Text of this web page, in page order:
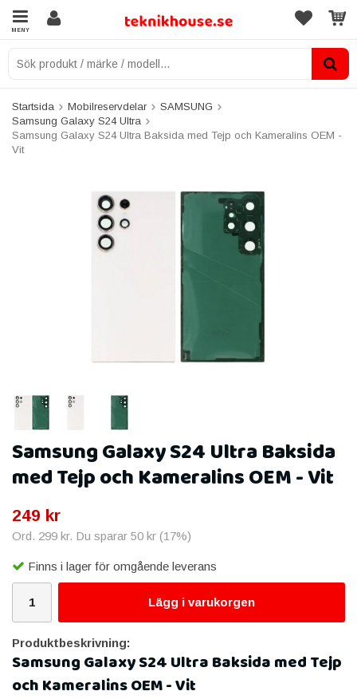
MENY
Startsida Mobilreservdelar
SAMSUNG
Samsung Galaxy S24 Ultra
Samsung Galaxy S24 Ultra Baksida med Tejp och Kameralins OEM -
Vit
Samsung Galaxy S24 Ultra Baksida
med Tejp och Kameralins OEM - Vit
249 kr
Ord. 299 kr. Du sparar 50 kr (17%)
Finns i lager för omgående leverans
Lägg i varukorgen
Produktbeskrivning:
Samsung Galaxy S24 Ultra Baksida med Tejp
och Kameralins OEM - Vit